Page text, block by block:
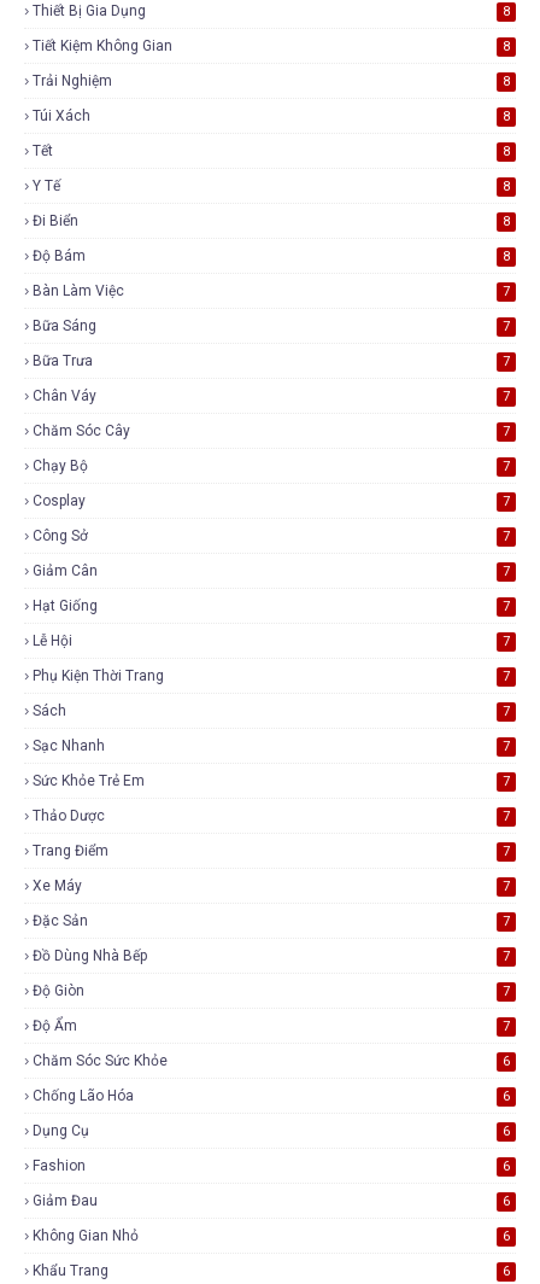
Thiết Bị Gia Dụng 8
Tiết Kiệm Không Gian 8
Trải Nghiệm 8
Túi Xách 8
Tết 8
Y Tế 8
Đi Biển 8
Độ Bám 8
Bàn Làm Việc 7
Bữa Sáng 7
Bữa Trưa 7
Chân Váy 7
Chăm Sóc Cây 7
Chạy Bộ 7
Cosplay 7
Công Sở 7
Giảm Cân 7
Hạt Giống 7
Lễ Hội 7
Phụ Kiện Thời Trang 7
Sách 7
Sạc Nhanh 7
Sức Khỏe Trẻ Em 7
Thảo Dược 7
Trang Điểm 7
Xe Máy 7
Đặc Sản 7
Đồ Dùng Nhà Bếp 7
Độ Giòn 7
Độ Ẩm 7
Chăm Sóc Sức Khỏe 6
Chống Lão Hóa 6
Dụng Cụ 6
Fashion 6
Giảm Đau 6
Không Gian Nhỏ 6
Khẩu Trang 6